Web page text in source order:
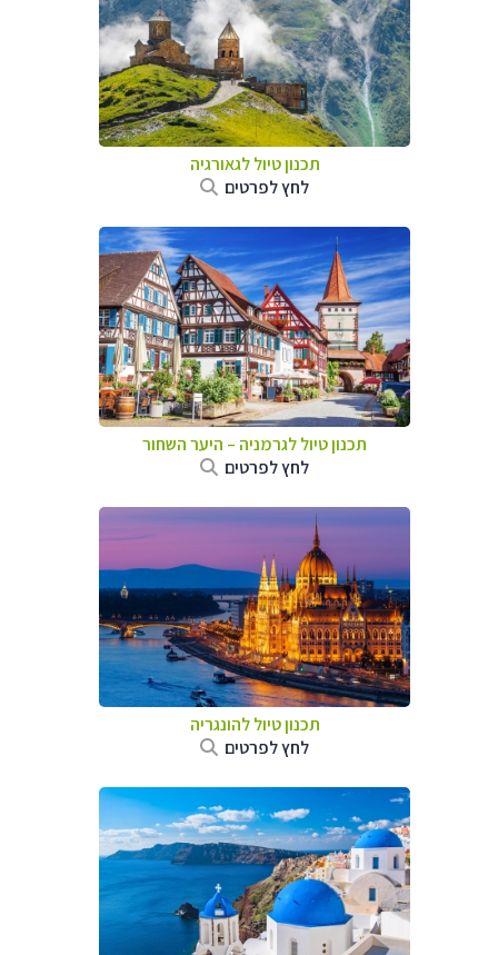
תכנון טיול לגאורגיה
לחץ לפרטים
תכנון טיול לגרמניה – היער השחור
לחץ לפרטים
תכנון טיול להונגריה
לחץ לפרטים